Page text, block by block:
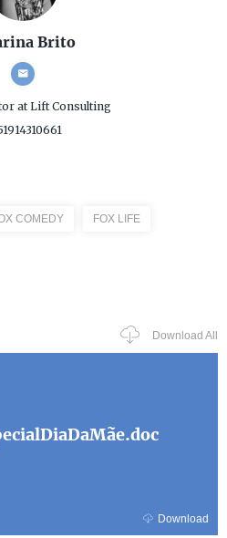
Brito
at Lift Consulting
COMEDY FOX LIFE
Download All
Download